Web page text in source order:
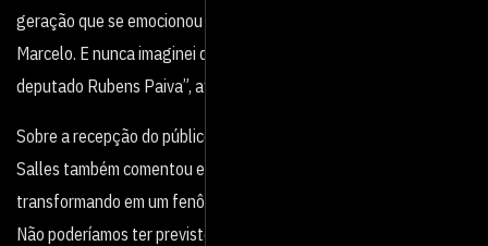
geração que se emocionou com ‘Feliz ano velho’. Eu era fã do
Marcelo. E nunca imaginei que um dia interpretaria o seu pai, o ex-
deputado Rubens Paiva”, afirmou.
Sobre a recepção do público brasileiro ao filme, o cineasta Walter
Salles também comentou em entrevistas: “Está se
transformando em um fenômeno cultural, sociológico e político.
Não poderíamos ter previsto isso, o que me fez refletir sobre